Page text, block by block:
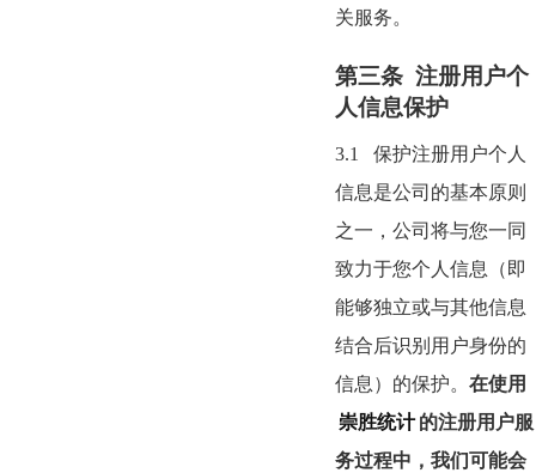
关服务。
第三条 注册用户个
人信息保护
3.1
保护注册用户个人
信息是公司的基本原则
之一，公司将与您一同
致力于您个人信息（即
能够独立或与其他信息
结合后识别用户身份的
信息）的保护。 在使用
崇胜统计 的注册用户服
务过程中，我们可能会